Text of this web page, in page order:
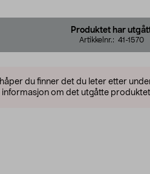
Produktet har
Artikkelnr.: 41-1570
du finner det du leter etter
informasjon om det utgåtte